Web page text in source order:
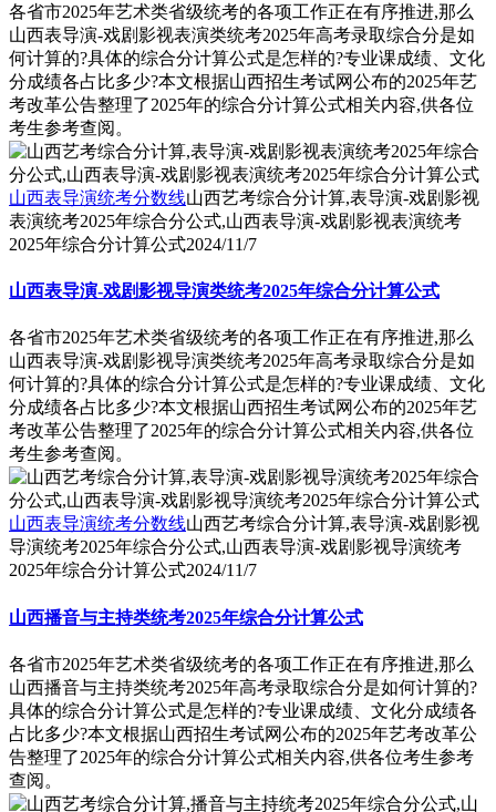
各省市2025年艺术类省级统考的各项工作正在有序推进,那么
山西表导演-戏剧影视表演类统考2025年高考录取综合分是如
何计算的?具体的综合分计算公式是怎样的?专业课成绩、文化
分成绩各占比多少?本文根据山西招生考试网公布的2025年艺
考改革公告整理了2025年的综合分计算公式相关内容,供各位
考生参考查阅。
山西表导演统考分数线山西艺考综合分计算,表导演-戏剧影视
表演统考2025年综合分公式,山西表导演-戏剧影视表演统考
2025年综合分计算公式2024/11/7
山西表导演-戏剧影视导演类统考2025年综合分计算公式
各省市2025年艺术类省级统考的各项工作正在有序推进,那么
山西表导演-戏剧影视导演类统考2025年高考录取综合分是如
何计算的?具体的综合分计算公式是怎样的?专业课成绩、文化
分成绩各占比多少?本文根据山西招生考试网公布的2025年艺
考改革公告整理了2025年的综合分计算公式相关内容,供各位
考生参考查阅。
山西表导演统考分数线山西艺考综合分计算,表导演-戏剧影视
导演统考2025年综合分公式,山西表导演-戏剧影视导演统考
2025年综合分计算公式2024/11/7
山西播音与主持类统考2025年综合分计算公式
各省市2025年艺术类省级统考的各项工作正在有序推进,那么
山西播音与主持类统考2025年高考录取综合分是如何计算的?
具体的综合分计算公式是怎样的?专业课成绩、文化分成绩各
占比多少?本文根据山西招生考试网公布的2025年艺考改革公
告整理了2025年的综合分计算公式相关内容,供各位考生参考
查阅。